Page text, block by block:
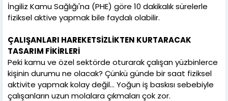
İngiliz Kamu Sağlığı'na (PHE) göre 10 dakikalık sürelerle
fiziksel aktive yapmak bile faydalı olabilir.
ÇALIŞANLARI HAREKETSİZLİKTEN KURTARACAK
TASARIM FİKİRLERİ
Peki kamu ve özel sektörde oturarak çalışan yüzbinlerce
kişinin durumu ne olacak? Çünkü günde bir saat fiziksel
aktivite yapmak kolay değil… Yoğun iş baskısı sebebiyle
çalışanların uzun molalara çıkmaları çok zor.